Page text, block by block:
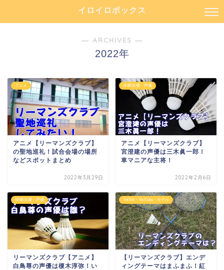
イロイロボックス
― ARCHIVES ―
2022年
アニメ
アニメ【リーマンズクラブ】
の聖地巡礼！試合会場の場所
などスポットまとめ
2022年3月29日
俳優/女優・声優
アニメ【リーマンズクラブ】
宮澄建の声優は三木眞一郎！
車マニアな主将！
2022年2月6日
俳優/女優・声優
リーマンズクラブ【アニメ】
白鳥尊の声優は榎木淳弥！い
TikTok・YouTube・モデル
【リーマンズクラブ】エンデ
ィングテーマはまふまふ！紅